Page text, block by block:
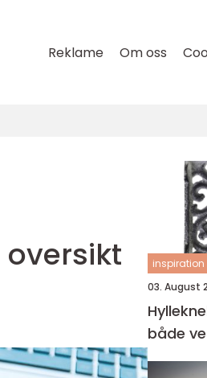
Reklame Om oss
inspiration
03. August
både